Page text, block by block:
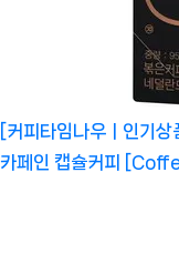
[커피타임나우ㅣ인기
카페인 캡슐커피